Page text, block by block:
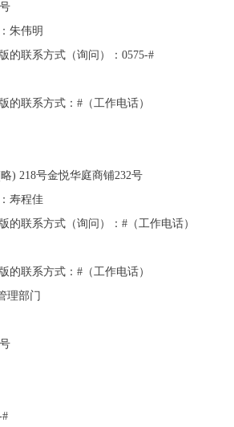
朱伟明
的联系方式（询问）：0575-#
的联系方式：#（工作电话）
) 218号金悦华庭商铺232号
寿程佳
的联系方式（询问）：#（工作电话）
的联系方式：#（工作电话）
理部门
#